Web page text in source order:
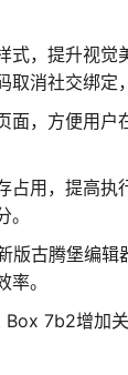
式，提升视
消社交绑定
面，方便用
占用，提高
版古腾堡编
。
7b2增加